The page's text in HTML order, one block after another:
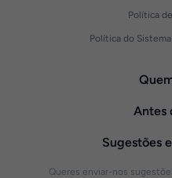
Política
Política do
Antes
Sugestões
Queres enviar-nos